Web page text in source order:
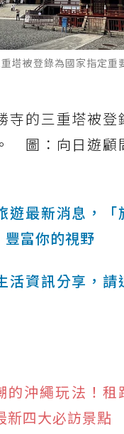
塔被登錄為國家指定重
的三重塔被登
圖：向日遊顧
遊最新消息，「
富你的視野
活資訊分享，請
的沖繩玩法！租
新四大必訪景點